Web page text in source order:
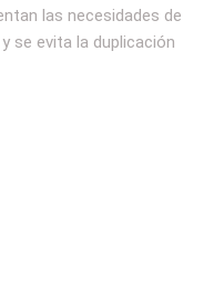
las necesidades de
se evita la duplicación